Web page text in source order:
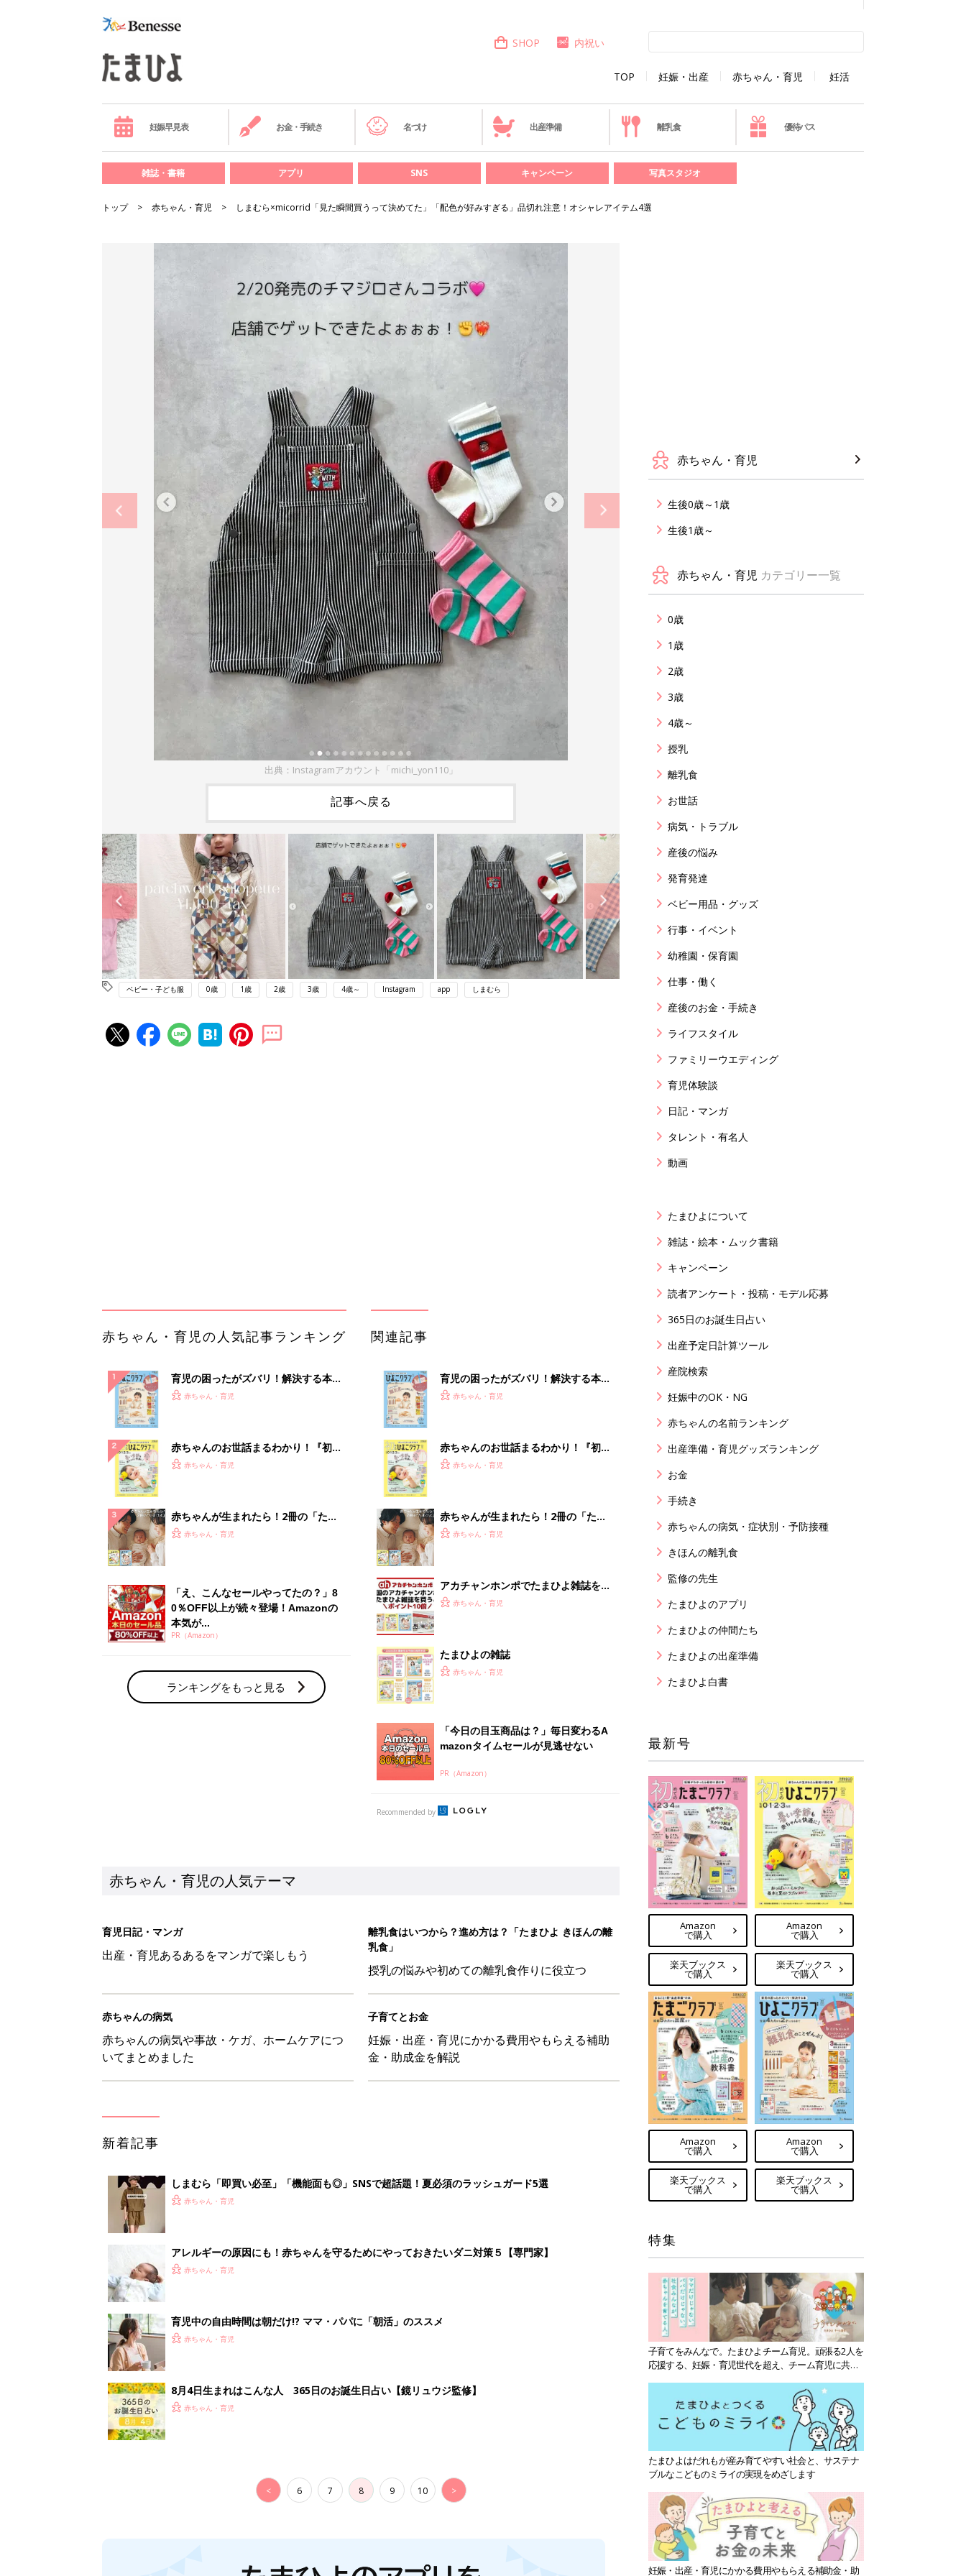
TOP 妊娠・出産 赤ちゃん・育児 妊活
SHOP 内祝い
妊娠早見表 お金・手続き 名づけ 出産準備 離乳食 優待パス
雑誌・書籍 アプリ SNS キャンペーン 写真スタジオ
トップ 赤ちゃん・育児 しまむら×micorrid「見た瞬間買うって決めてた」「配色が好みすぎる」品切れ注意！オシャレアイテム4選
出典：Instagramアカウント「michi_yon110」
記事へ戻る
ベビー・子ども服 0歳 1歳 2歳 3歳 4歳～ Instagram app しまむら
0％OFF以上が続々登場！Amazonの
本気が...
PR（Amazon）
ランキングをもっと見る
mazonタイムセールが見逃せない
PR（Amazon）
赤ちゃん・育児の人気テーマ
育児日記・マンガ
離乳食はいつから？進め方は？「たまひよ きほんの離
授乳の悩みや初めての離乳食作りに役立つ
子育てとお金
妊娠・出産・育児にかかる費用やもらえる補助
金・助成金を解説
しまむら「即買い必至」「機能面も◎」SNSで超話題！夏必須のラッシュガード5選
赤ちゃん・育児
アレルギーの原因にも！赤ちゃんを守るためにやっておきたいダニ対策５【専門家】
赤ちゃん・育児
育児中の自由時間は朝だけ!? ママ・パパに「朝活」のススメ
< 6 7 8 9 10 >
赤ちゃん・育児
生後0歳～1歳
生後1歳～
赤ちゃん・育児 カテゴリー一覧
0歳
1歳
2歳
3歳
4歳～
授乳
離乳食
お世話
病気・トラブル
産後の悩み
発育発達
ベビー用品・グッズ
行事・イベント
幼稚園・保育園
仕事・働く
産後のお金・手続き
ライフスタイル
ファミリーウエディング
育児体験談
日記・マンガ
タレント・有名人
動画
たまひよについて
雑誌・絵本・ムック書籍
キャンペーン
読者アンケート・投稿・モデル応募
365日のお誕生日占い
出産予定日計算ツール
産院検索
妊娠中のOK・NG
赤ちゃんの名前ランキング
出産準備・育児グッズランキング
お金
手続き
赤ちゃんの病気・症状別・予防接種
きほんの離乳食
監修の先生
たまひよのアプリ
たまひよの仲間たち
たまひよの出産準備
たまひよ白書
最新号
Amazon
で購入
楽天ブックス
で購入
Amazon
で購入
楽天ブックス
で購入
Amazon
で購入
楽天ブックス
で購入
Amazon
で購入
楽天ブックス
で購入
特集
子育てをみんなで。たまひよチーム育児。頑張る2人を
応援する、妊娠・育児世代を超え、チーム育児に共感
たまひよはだれもが産み育てやすい社会と、サステナ
ブルなこどものミライの実現をめざします
妊娠・出産・育児にかかる費用やもらえる補助金・助